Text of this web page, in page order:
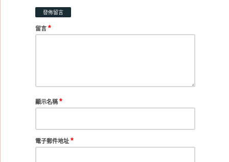
發佈留言
留言 *
顯示名稱 *
電子郵件地址 *